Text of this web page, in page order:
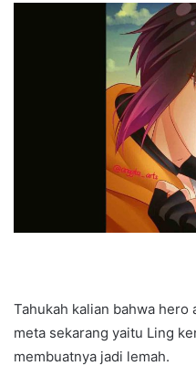
Tahukah kalian bahwa
meta sekarang yaitu Ling
membuatnya jadi lemah.